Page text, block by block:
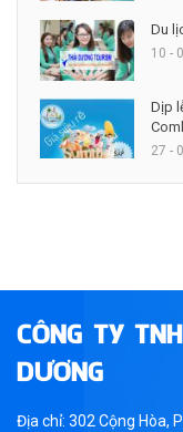
Du
10 -
Dịp
27 -
CÔNG TY
DƯƠNG
Địa chỉ: 302 Cộng Hòa,